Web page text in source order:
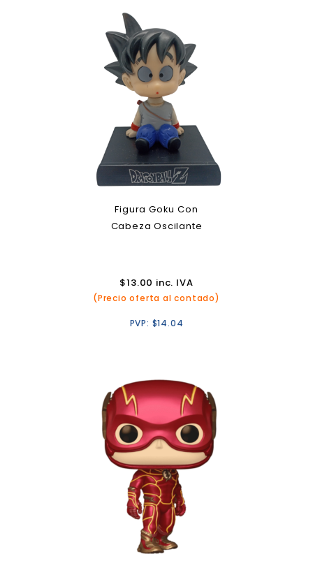
Figura Goku Con
Cabeza Oscilante
$13.00 inc. IVA
(Precio oferta al contado)
PVP: $14.04